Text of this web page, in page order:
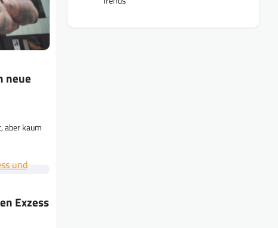
neue
aber kaum
Exzess